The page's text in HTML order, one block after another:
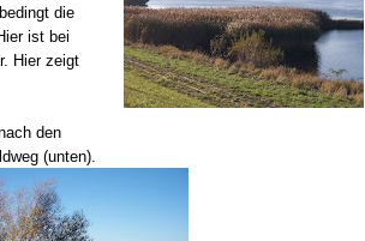
die
ist bei
Hier zeigt
den
(unten).